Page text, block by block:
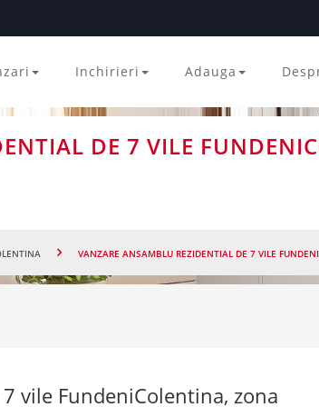
Inchirieri Adauga
DE 7 VILE
VANZARE ANSAMBLU REZIDENTIAL DE 7 VILE
vile FundeniColentina, zona